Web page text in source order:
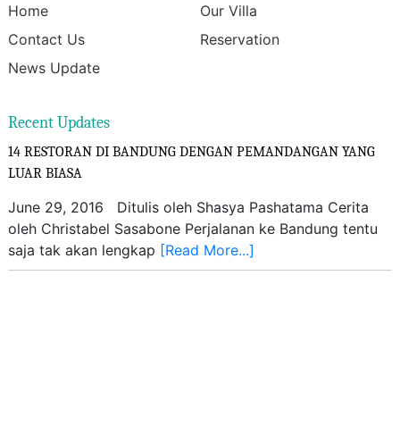
Home
Our Villa
Contact Us
Reservation
News Update
Recent Updates
14 RESTORAN DI BANDUNG DENGAN PEMANDANGAN YANG
LUAR BIASA
June 29, 2016 Ditulis oleh Shasya Pashatama Cerita
oleh Christabel Sasabone Perjalanan ke Bandung tentu
saja tak akan lengkap [Read More...]